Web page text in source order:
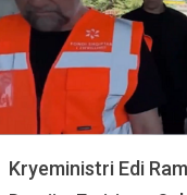
Kryeministri Edi